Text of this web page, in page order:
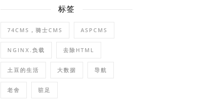
标签
74CMS，骑士CMS ASPCMS
NGINX.负载 去除HTML
土豆的生活 大数据 导航
老舍 驻足